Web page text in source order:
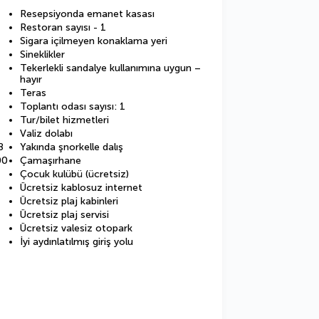
Resepsiyonda emanet kasası
Restoran sayısı - 1
Sigara içilmeyen konaklama yeri
Sineklikler
Tekerlekli sandalye kullanımına uygun –
hayır
Teras
Toplantı odası sayısı: 1
Tur/bilet hizmetleri
Valiz dolabı
Yakında şnorkelle dalış
Çamaşırhane
Çocuk kulübü (ücretsiz)
Ücretsiz kablosuz internet
Ücretsiz plaj kabinleri
Ücretsiz plaj servisi
Ücretsiz valesiz otopark
İyi aydınlatılmış giriş yolu